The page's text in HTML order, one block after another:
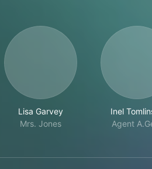
Lisa Garvey
Mrs. Jones
Inel
Agent